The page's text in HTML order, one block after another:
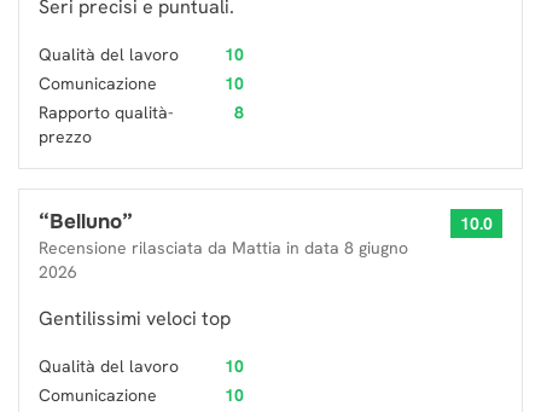
Seri precisi e puntuali.
Qualità del lavoro
10
Comunicazione
10
Rapporto qualità-
prezzo
8
“Belluno”
Recensione rilasciata da Mattia in data 8 giugno
2026
10.0
Gentilissimi veloci top
Qualità del lavoro
10
Comunicazione
10